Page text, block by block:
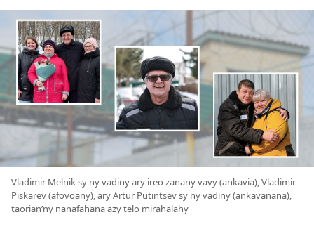
Vladimir Melnik sy ny vadiny ary ireo zanany vavy (ankavia), Vladimir
Piskarev (afovoany), ary Artur Putintsev sy ny vadiny (ankavanana),
taorian’ny nanafahana azy telo mirahalahy